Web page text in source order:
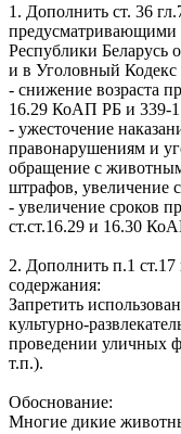
1. Дополнить ст. 36
предусматривающими
Республики Беларусь
и в Уголовный Кодекс
- снижение возраста
16.29 КоАП РБ и 339-
- ужесточение
правонарушениям и
обращение с
штрафов, увеличение
- увеличение сроков
ст.ст.16.29 и 16.30
2. Дополнить п.1 ст.17
содержания:
Запретить
культурно-
проведении уличных
т.п.).
Обоснование:
Многие дикие